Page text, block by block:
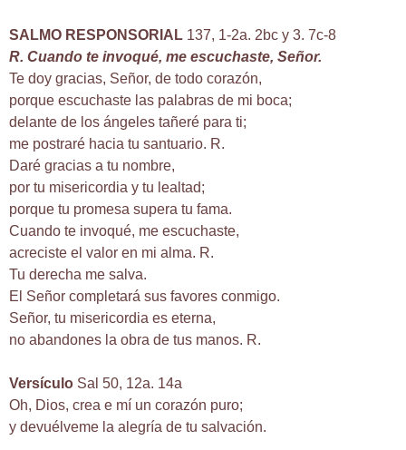
SALMO RESPONSORIAL 137, 1-2a. 2bc y 3. 7c-8
R. Cuando te invoqué, me escuchaste, Señor.
Te doy gracias, Señor, de todo corazón,
porque escuchaste las palabras de mi boca;
delante de los ángeles tañeré para ti;
me postraré hacia tu santuario. R.
Daré gracias a tu nombre,
por tu misericordia y tu lealtad;
porque tu promesa supera tu fama.
Cuando te invoqué, me escuchaste,
acreciste el valor en mi alma. R.
Tu derecha me salva.
El Señor completará sus favores conmigo.
Señor, tu misericordia es eterna,
no abandones la obra de tus manos. R.
Versículo Sal 50, 12a. 14a
Oh, Dios, crea e mí un corazón puro;
y devuélveme la alegría de tu salvación.